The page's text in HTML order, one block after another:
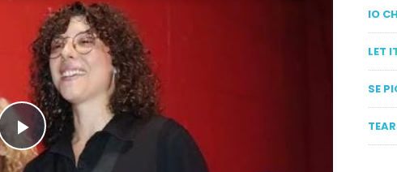
Play
IO
LET
SE